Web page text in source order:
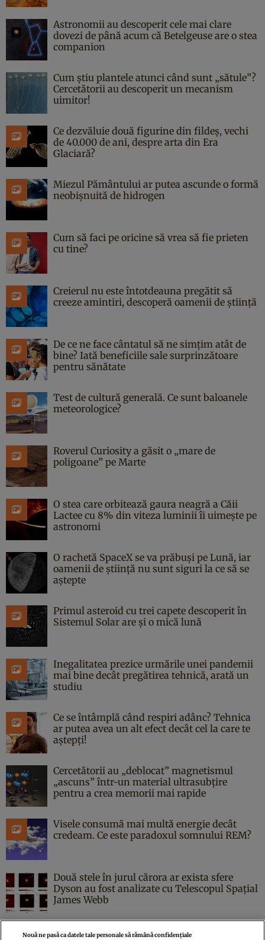
Astronomii au descoperit cele mai clare
dovezi de până acum că Betelgeuse are o stea
companion
Cum știu plantele atunci când sunt „sătule”?
Cercetătorii au descoperit un mecanism
uimitor!
Ce dezvăluie două figurine din fildeș, vechi
de 40.000 de ani, despre arta din Era
Glaciară?
Miezul Pământului ar putea ascunde o formă
neobișnuită de hidrogen
Cum să faci pe oricine să vrea să fie prieten
cu tine?
Creierul nu este întotdeauna pregătit să
creeze amintiri, descoperă oamenii de știință
De ce ne face cântatul să ne simțim atât de
bine? Iată beneficiile sale surprinzătoare
pentru sănătate
Test de cultură generală. Ce sunt baloanele
meteorologice?
Roverul Curiosity a găsit o „mare de
poligoane” pe Marte
O stea care orbitează gaura neagră a Căii
Lactee cu 8% din viteza luminii îi uimește pe
astronomi
O rachetă SpaceX se va prăbuși pe Lună, iar
oamenii de știință nu sunt siguri la ce să se
aștepte
Primul asteroid cu trei capete descoperit în
Sistemul Solar are și o mică lună
Inegalitatea prezice urmările unei pandemii
mai bine decât pregătirea tehnică, arată un
studiu
Ce se întâmplă când respiri adânc? Tehnica
ar putea avea un alt efect decât cel la care te
aștepți!
Cercetătorii au „deblocat” magnetismul
„ascuns” într-un material ultrasubțire
pentru a crea memorii mai rapide
Visele consumă mai multă energie decât
credeam. Ce este paradoxul somnului REM?
Două stele în jurul cărora ar exista sfere
Dyson au fost analizate cu Telescopul Spațial
James Webb
Nouă ne pasă ca datele tale personale să rămână confidențiale